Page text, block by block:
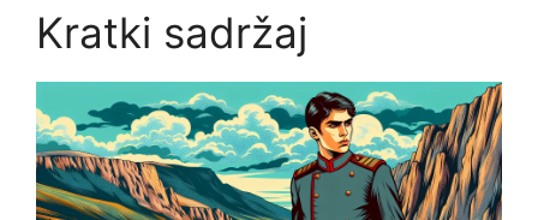
Kratki sadržaj